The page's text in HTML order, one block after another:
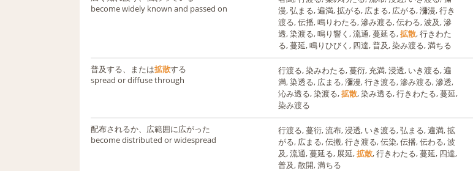
become widely known and passed on
漫, 弘まる, 遍満, 拡がる, 広まる, 広がる, 瀰漫, 行き
渡る, 伝播, 鳴りわたる, 滲み渡る, 伝わる, 波及, 滲
透, 染渡る, 鳴り響く, 流通, 蔓延る,拡散, 行きわた
る, 蔓延, 鳴りひびく, 四達, 普及, 染み渡る, 満ちる
普及する、または拡散する
spread or diffuse through
行渡る, 染みわたる, 蔓衍, 充満, 浸透, いき渡る, 遍
満, 染透る, 広まる, 瀰漫, 行き渡る, 滲み渡る, 滲透,
沁み透る, 染渡る,拡散, 染み透る, 行きわたる, 蔓延,
染み渡る
配布されるか、広範囲に広がった
become distributed or widespread
行渡る, 蔓衍, 流布, 浸透, いき渡る, 弘まる, 遍満, 拡
がる, 広まる, 伝搬, 行き渡る, 伝染, 伝播, 伝わる, 波
及, 流通, 蔓延る, 展延,拡散, 行きわたる, 蔓延, 四達,
普及, 散開, 満ちる